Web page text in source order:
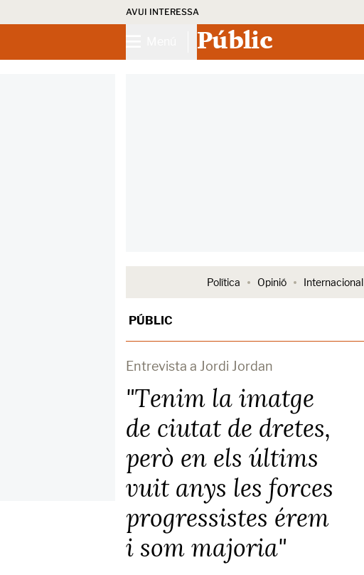
AVUI INTERESSA
Públic
Política Opinió Internacional
PÚBLIC
Entrevista a Jordi Jordan
"Tenim la imatge
de ciutat de dretes,
però en els últims
vuit anys les forces
progressistes érem
i som majoria"